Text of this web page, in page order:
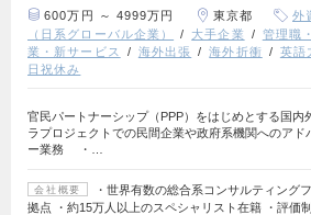
600万円 ～ 4999万円 東京都 外
（日系グローバル企業）
大手企業 管理職
業・新サービス
海外出張 海外折衝 英語
日祝休み
官民パートナーシップ（PPP）をはじめとする国内
ラプロジェクトでの民間企業や政府系機関へのアド
ー業務 ・…
会社概要
・世界有数の総合系コンサルティング
拠点 ・約15万人以上のスペシャリスト在籍 ・評価